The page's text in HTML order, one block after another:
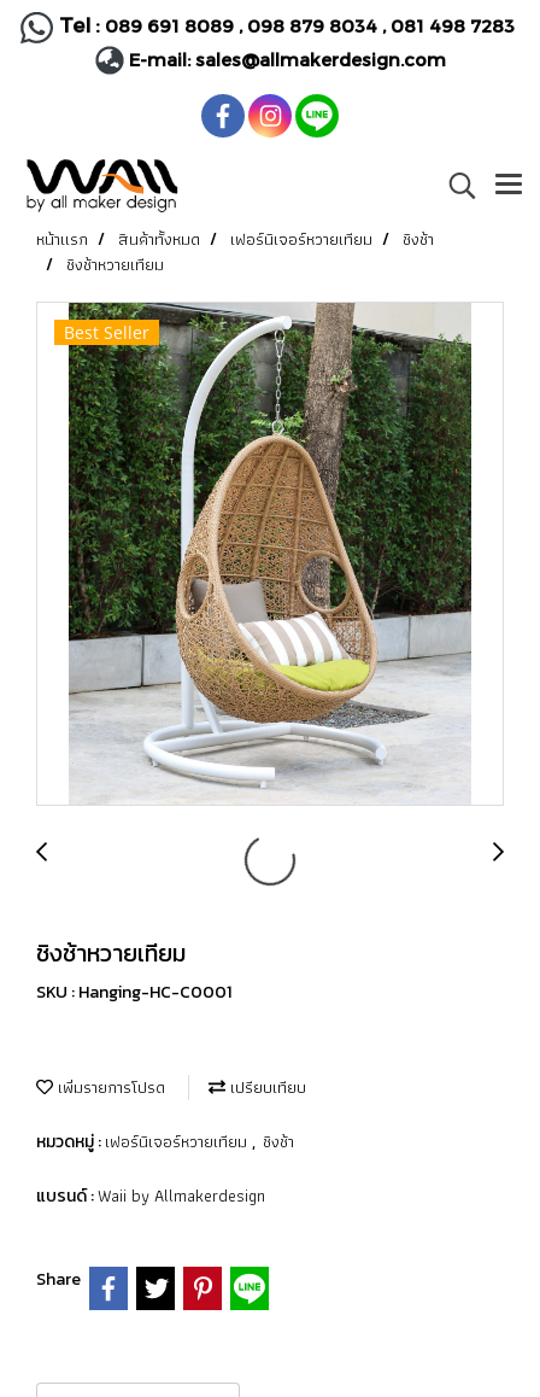
Tel : 089 691 8089, 098 879 8034 , 081 498 7283
E-mail:sales@allmakerdesign.com
หน้าแรก สินค้าทั้งหมด เฟอร์นิเจอร์หวายเทียม
ชิงช้า
ชิงช้าหวายเทียม
Best Seller
ชิงช้าหวายเทียม
SKU : Hanging-HC-C0001
เพิ่มรายการโปรด เปรียบเทียบ
หมวดหมู่ :เฟอร์นิเจอร์หวายเทียม , ชิงช้า
แบรนด์ :Waii by Allmakerdesign
Share